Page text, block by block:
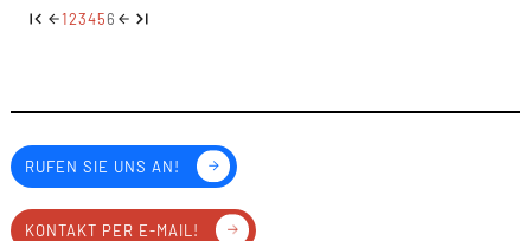
123456
RUFEN SIE UNS AN!
KONTAKT PER E-MAIL!